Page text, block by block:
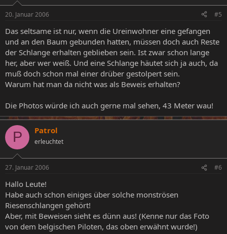
20. Januar 2006 #5
Das seltsame ist nur, wenn die Ureinwohner eine gefangen
und an den Baum gebunden hatten, müssen doch auch Reste
der Schlange erhalten geblieben sein. Ist zwar schon lange
her, aber wer weiß. Und eine Schlange häutet sich ja auch, da
muß doch schon mal einer drüber gestolpert sein.
Warum hat man da nicht was als Beweis erhalten?
Die Photos würde ich auch gerne mal sehen, 43 Meter wau!
P Patrol
erleuchtet
27. Januar 2006 #6
Hallo Leute!
Habe auch schon einiges über solche monströsen
Riesenschlangen gehört!
Aber, mit Beweisen sieht es dünn aus! (Kenne nur das Foto
von dem belgischen Piloten, das oben erwähnt wurde!)